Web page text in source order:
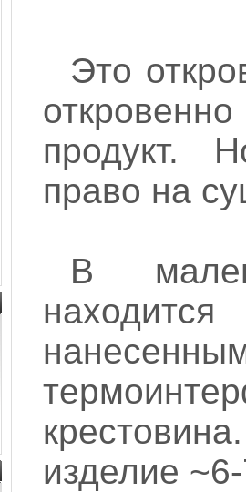
Это
продукт.
право на
В
изделие